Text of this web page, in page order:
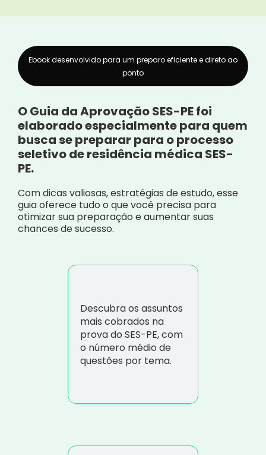
Ebook desenvolvido para um preparo eficiente e direto ao
ponto
O Guia da Aprovação SES-PE foi
elaborado especialmente para quem
busca se preparar para o processo
seletivo de residência médica SES-
PE.
Com dicas valiosas, estratégias de estudo, esse
guia oferece tudo o que você precisa para
otimizar sua preparação e aumentar suas
chances de sucesso.
Descubra os assuntos
mais cobrados na
prova do SES-PE, com
o número médio de
questões por tema.